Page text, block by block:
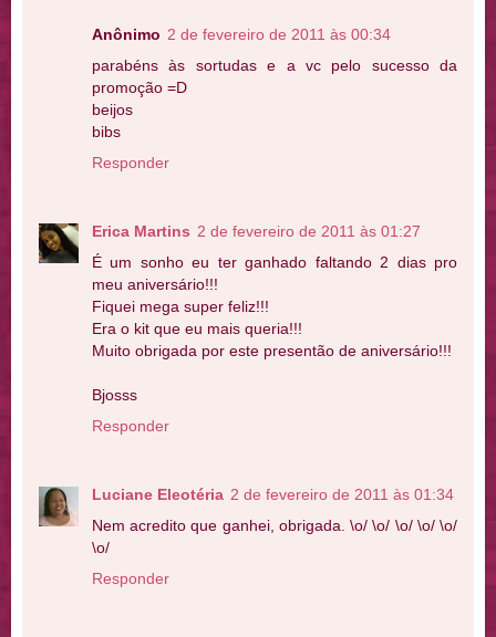
Anônimo 2 de fevereiro de 2011 às 00:34
parabéns às sortudas e a vc pelo sucesso da
promoção =D
beijos
bibs
Responder
Erica Martins 2 de fevereiro de 2011 às 01:27
É um sonho eu ter ganhado faltando 2 dias pro
meu aniversário!!!
Fiquei mega super feliz!!!
Era o kit que eu mais queria!!!
Muito obrigada por este presentão de aniversário!!!
Bjosss
Responder
Luciane Eleotéria 2 de fevereiro de 2011 às 01:34
Nem acredito que ganhei, obrigada. \o/ \o/ \o/ \o/ \o/
\o/
Responder